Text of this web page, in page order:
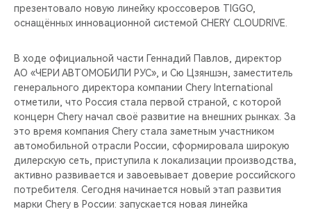
CHERY И СПОРТ
НАШИ МЕРОПРИЯТИЯ
ВИДЕООБЗОРЫ
CHERY ДЛЯ ДЕТЕЙ
презентовало новую линейку кроссоверов TIGGO,
оснащённых инновационной системой CHERY CLOUDRIVE.
В ходе официальной части Геннадий Павлов, директор
АО «ЧЕРИ АВТОМОБИЛИ РУС», и Сю Цзяншэн, заместитель
генерального директора компании Chery International
отметили, что Россия стала первой страной, с которой
концерн Chery начал своё развитие на внешних рынках. За
это время компания Chery стала заметным участником
автомобильной отрасли России, сформировала широкую
дилерскую сеть, приступила к локализации производства,
активно развивается и завоевывает доверие российского
потребителя. Сегодня начинается новый этап развития
марки Chery в России: запускается новая линейка